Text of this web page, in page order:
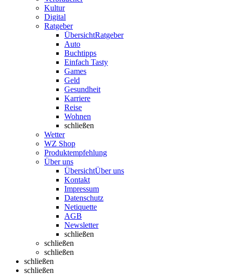
Kultur
Digital
Ratgeber
ÜbersichtRatgeber
Auto
Buchtipps
Einfach Tasty
Games
Geld
Gesundheit
Karriere
Reise
Wohnen
schließen
Wetter
WZ Shop
Produktempfehlung
Über uns
ÜbersichtÜber uns
Kontakt
Impressum
Datenschutz
Netiquette
AGB
Newsletter
schließen
schließen
schließen
schließen
schließen